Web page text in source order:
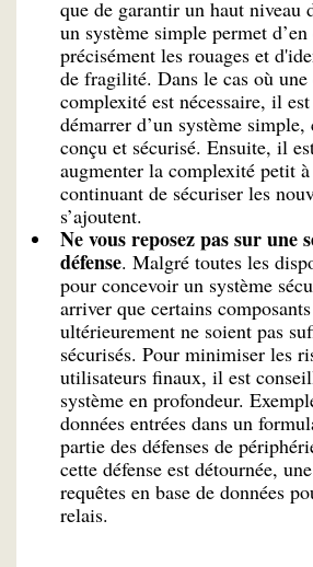
que de garantir un haut niveau
un système simple permet
précisément les rouages et
de fragilité. Dans le cas où une
complexité est nécessaire, il
démarrer d’un système
conçu et sécurisé. Ensuite, il
augmenter la complexité petit
continuant de sécuriser les
s’ajoutent.
Ne vous reposez pas sur une
défense. Malgré toutes les
pour concevoir un système
arriver que certains
ultérieurement ne soient pas
sécurisés. Pour minimiser les
utilisateurs finaux, il est
système en profondeur.
données entrées dans un
partie des défenses de
cette défense est détournée,
requêtes en base de données
relais.